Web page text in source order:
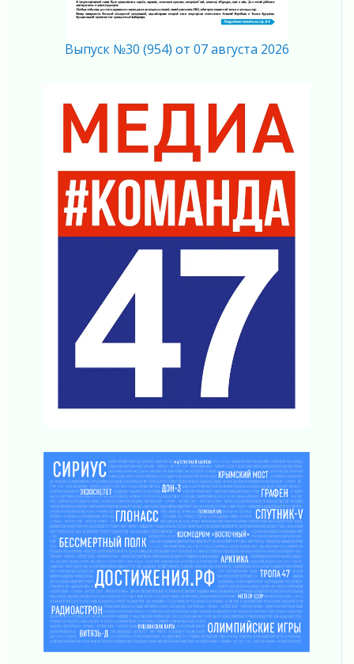
Ладожский мост полностью закроют на два
03 августа 2026
Новая площадка: 2027
03 августа 2026
Часть медиков в Ленобласти сможет
рассчитывать на доплату от региона
03 августа 2026
За сутки в Ленинградской области
ликвидировали 10 пожаров
03 августа 2026
Клюква наливается, но в корзинку пока не
Строительные компании Ленобласти
подняли зарплаты почти на 40% за год
03 августа 2026
Шесть новых жизней в честь дня рождения
Ленинградской области
Уроки безопасности для детей и взрослых
Ленобласть отмечает День Воздушно-
десантных войск
02 августа 2026
«Активное лето»
02 августа 2026
Ленобласть отметила заслуги жителей перед
регионом и страной
02 августа 2026
Ладога — не пруд
02 августа 2026
ПСК через Гослуслуги напомнит жителям
Ленинградской области о неоплаченных
Выпуск №30 (954) от 07 августа 2026